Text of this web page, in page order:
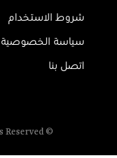
شروط الاستخدام
سياسة الخصوصية
اتصل بنا
© Al Majalla Magazine. All Rights Reserved.